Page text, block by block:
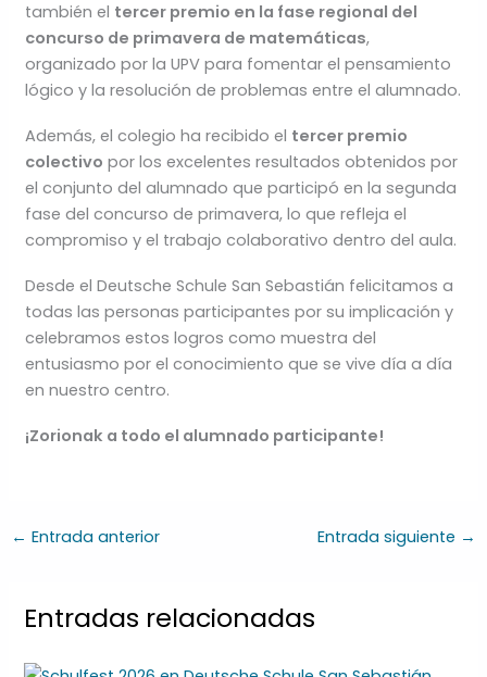
también el tercer premio en la fase regional del
concurso de primavera de matemáticas,
organizado por la UPV para fomentar el pensamiento
lógico y la resolución de problemas entre el alumnado.
Además, el colegio ha recibido el tercer premio
colectivo por los excelentes resultados obtenidos por
el conjunto del alumnado que participó en la segunda
fase del concurso de primavera, lo que refleja el
compromiso y el trabajo colaborativo dentro del aula.
Desde el Deutsche Schule San Sebastián felicitamos a
todas las personas participantes por su implicación y
celebramos estos logros como muestra del
entusiasmo por el conocimiento que se vive día a día
en nuestro centro.
¡Zorionak a todo el alumnado participante!
← Entrada anterior Entrada siguiente →
Entradas relacionadas